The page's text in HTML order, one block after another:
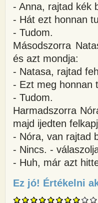
- Anna, rajtad kék
- Hát ezt honnan
- Tudom.
Másodszorra
és azt mondja:
- Natasa, rajtad
- Ezt meg honnan
- Tudom.
Harmadszorra
majd ijedten
- Nóra, van rajtad
- Nincs. -
- Huh, már azt
Ez jó! Értékelni